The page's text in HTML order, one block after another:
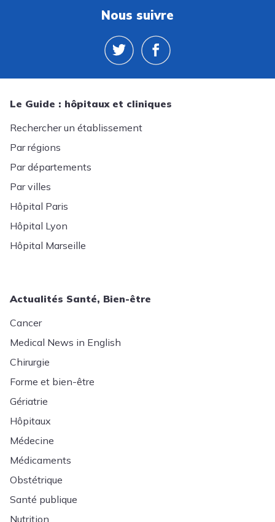
Nous suivre
Le Guide : hôpitaux et cliniques
Rechercher un établissement
Par régions
Par départements
Par villes
Hôpital Paris
Hôpital Lyon
Hôpital Marseille
Actualités Santé, Bien-être
Cancer
Medical News in English
Chirurgie
Forme et bien-être
Gériatrie
Hôpitaux
Médecine
Médicaments
Obstétrique
Santé publique
Nutrition